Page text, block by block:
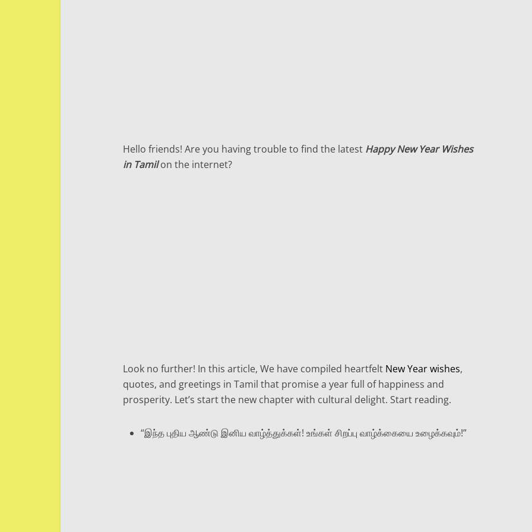
Hello friends! Are you having trouble to find the latest Happy New Year Wishes
in Tamilon the internet?
Look no further! In this article, We have compiled heartfelt New Year wishes,
quotes, and greetings in Tamil that promise a year full of happiness and
prosperity. Let’s start the new chapter with cultural delight. Start reading.
“இந்த புதிய ஆண்டு இனிய வாழ்த்துக்கள்! உங்கள் சிறப்பு வாழ்க்கையை உழைக்கவும்!”